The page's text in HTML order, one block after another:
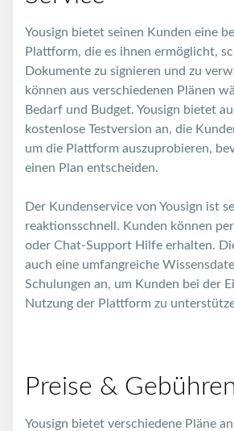
Yousign bietet seinen Kunden eine
Plattform, die es ihnen ermöglicht,
Dokumente zu signieren und zu
können aus verschiedenen Plänen
Bedarf und Budget. Yousign bietet
kostenlose Testversion an, die
um die Plattform auszuprobieren,
einen Plan entscheiden.
Der Kundenservice von Yousign ist
reaktionsschnell. Kunden können
oder Chat-Support Hilfe erhalten.
auch eine umfangreiche
Schulungen an, um Kunden bei der
Nutzung der Plattform zu
Preise &
Yousign bietet verschiedene Pläne